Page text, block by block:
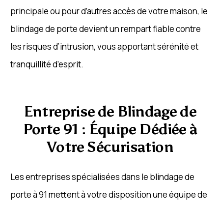
principale ou pour d’autres accès de votre maison, le
blindage de porte devient un rempart fiable contre
les risques d’intrusion, vous apportant sérénité et
tranquillité d’esprit.
Entreprise de Blindage de
Porte 91 : Équipe Dédiée à
Votre Sécurisation
Les entreprises spécialisées dans le blindage de
porte à 91 mettent à votre disposition une équipe de